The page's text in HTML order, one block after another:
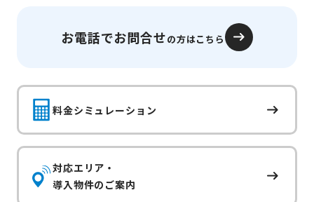
お電話でお問合せの方はこちら
料金シミュレーション
対応エリア・
導入物件のご案内